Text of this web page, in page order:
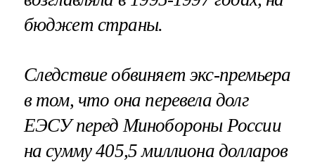
бюджет страны.
Следствие обвиняет экс-премьера
в том, что она перевела долг
ЕЭСУ перед Минобороны России
на сумму 405,5 миллиона долларов